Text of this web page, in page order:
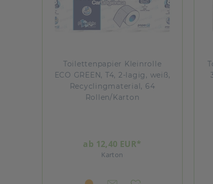
Toilettenpapier Kleinrolle
ECO GREEN, T4, 2-lagig, weiß,
Recyclingmaterial, 64
Rollen/Karton
ab 12,40 EUR*
Karton